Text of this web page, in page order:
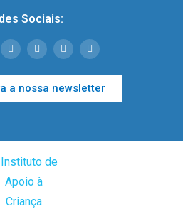
Sociais:
a nossa newsletter